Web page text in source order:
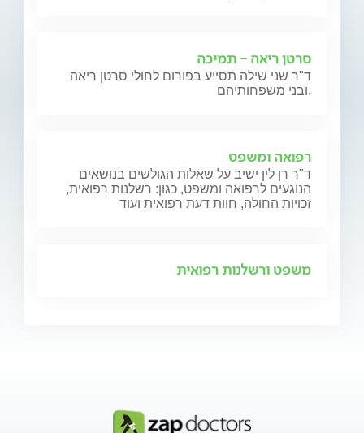
סרטן ריאה - תמיכה
ד"ר שני שילה תסייע בפורום לחולי סרטן ריאה
ובני משפחותיהם.
רפואה ומשפט
ד"ר רן לין ישיב על שאלות הגולשים בנושאים
הנוגעים לרפואה ומשפט, כגון: רשלנות רפואית,
זכויות החולה, חוות דעת רפואית ועוד
משפט ורשלנות רפואית